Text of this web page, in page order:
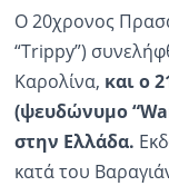
Ο 20χρονος
“Trippy”)
Καρολίνα, και ο
(ψευδώνυμο
στην Ελλάδα.
κατά του